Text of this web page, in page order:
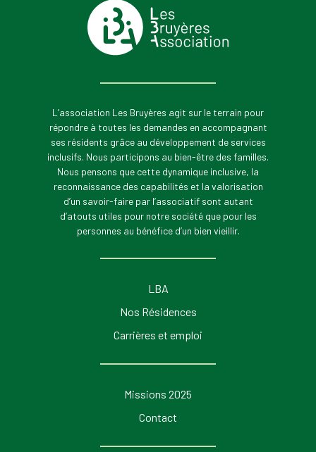
L’association Les Bruyères agit sur le terrain pour
répondre à toutes les demandes en accompagnant
ses résidents grâce au développement de services
inclusifs. Nous participons au bien-être des familles.
Nous pensons que cette dynamique inclusive, la
reconnaissance des capabilités et la valorisation
d’un savoir-faire par l’associatif sont autant
d’atouts utiles pour notre société que pour les
personnes au bénéfice d’un bien vieillir.
LBA
Nos Résidences
Carrières et emploi
Missions 2025
Contact